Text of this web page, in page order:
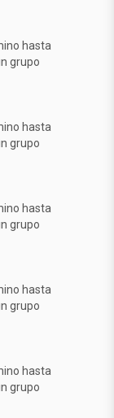
hasta
grupo
hasta
grupo
hasta
grupo
hasta
grupo
hasta
grupo